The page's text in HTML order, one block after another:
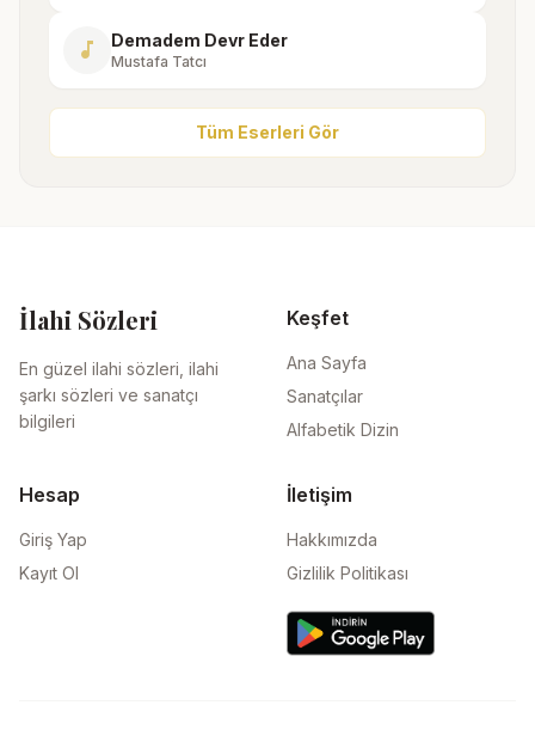
music_note Demadem Devr Eder
Mustafa Tatcı
Tüm Eserleri Gör
İlahi Sözleri
En güzel ilahi sözleri, ilahi
şarkı sözleri ve sanatçı
bilgileri
Keşfet
Ana Sayfa
Sanatçılar
Alfabetik Dizin
Hesap
Giriş Yap
Kayıt Ol
İletişim
Hakkımızda
Gizlilik Politikası